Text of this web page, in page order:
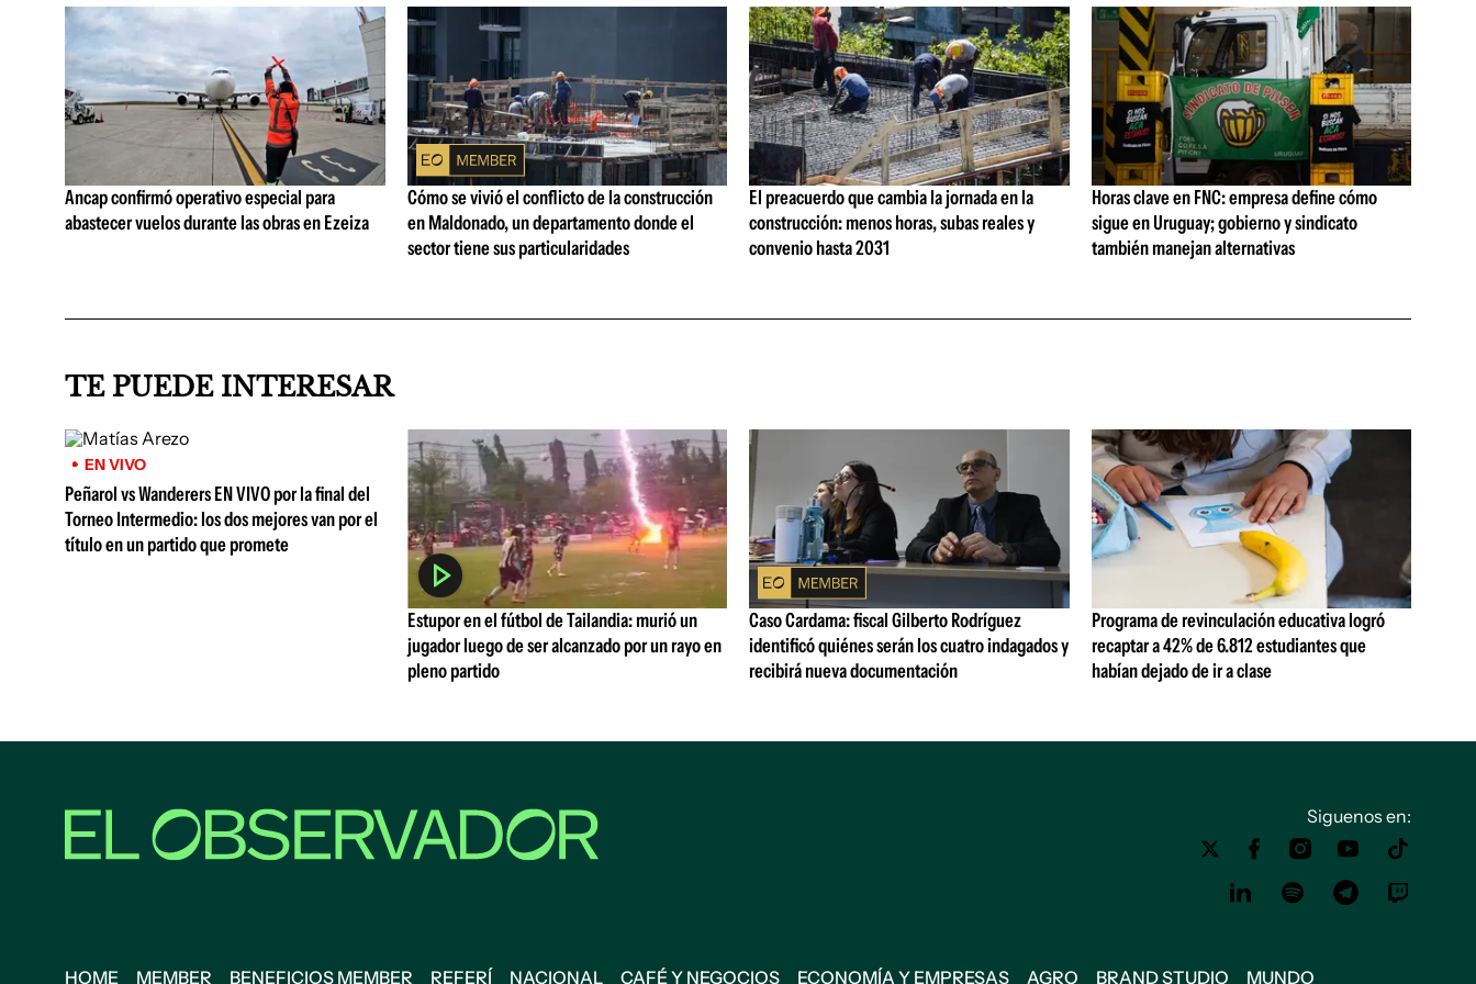
Ancap confirmó operativo especial para
abastecer vuelos durante las obras en Ezeiza
Cómo se vivió el conflicto de la construcción
en Maldonado, un departamento donde el
sector tiene sus particularidades
El preacuerdo que cambia la jornada en la
construcción: menos horas, subas reales y
convenio hasta 2031
Horas clave en FNC: empresa define cómo
sigue en Uruguay; gobierno y sindicato
también manejan alternativas
TE PUEDE INTERESAR
EN VIVO
Peñarol vs Wanderers EN VIVO por la final del
Torneo Intermedio: los dos mejores van por el
título en un partido que promete
Estupor en el fútbol de Tailandia: murió un
jugador luego de ser alcanzado por un rayo en
pleno partido
Caso Cardama: fiscal Gilberto Rodríguez
identificó quiénes serán los cuatro indagados y
recibirá nueva documentación
Programa de revinculación educativa logró
recaptar a 42% de 6.812 estudiantes que
habían dejado de ir a clase
Siguenos en:
HOME MEMBER BENEFICIOS MEMBER REFERÍ NACIONAL CAFÉ Y NEGOCIOS ECONOMÍA Y EMPRESAS AGRO BRAND STUDIO MUNDO